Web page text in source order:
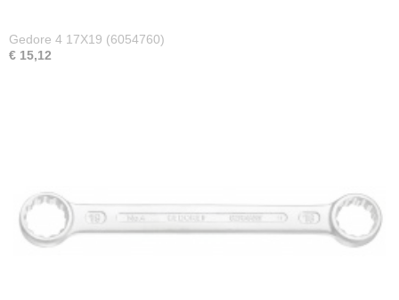
Gedore 4 17X19 (6054760)
€ 15,12